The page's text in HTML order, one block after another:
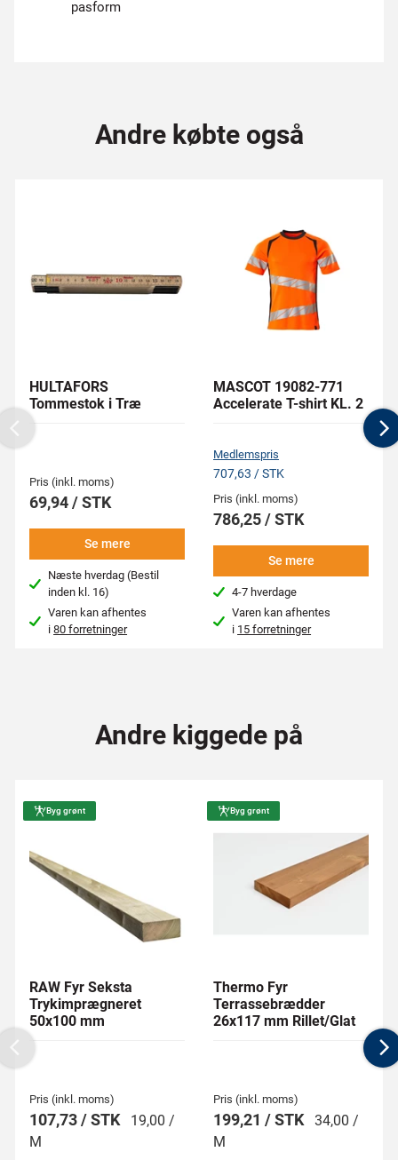
pasform
Andre købte også
HULTAFORS
Tommestok i Træ
Pris (inkl. moms)
69,94 / STK
Se mere
Næste hverdag (Bestil
inden kl. 16)
Varen kan afhentes
i80 forretninger
MASCOT 19082-771
Accelerate T-shirt KL. 2
Medlemspris
707,63 / STK
Pris (inkl. moms)
786,25 / STK
Se mere
4-7 hverdage
Varen kan afhentes
i 15 forretninger
Previous
Andre kiggede på
Byg grønt
RAW Fyr Seksta
Trykimprægneret
50x100 mm
Pris (inkl. moms)
107,73 / STK
19,00 /
M
Byg grønt
Thermo Fyr
Terrassebrædder
26x117 mm Rillet/Glat
Pris (inkl. moms)
199,21 / STK 34,00 /
M
Previous